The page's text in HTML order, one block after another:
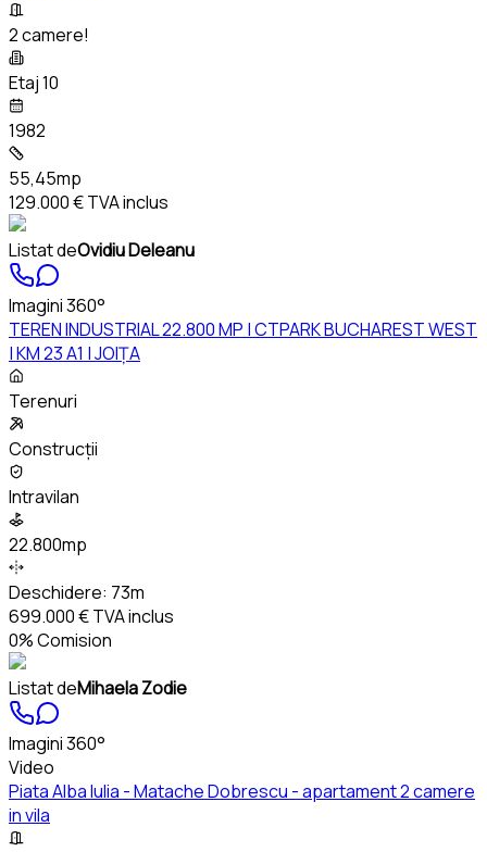
2 camere!
Etaj 10
1982
55,45mp
129.000 €TVA inclus
Listat deOvidiu Deleanu
Imagini 360°
TEREN INDUSTRIAL 22.800 MP | CTPARK BUCHAREST WEST
| KM 23 A1 | JOIȚA
Terenuri
Construcții
Intravilan
22.800mp
Deschidere: 73m
699.000 €TVA inclus
0% Comision
Listat deMihaela Zodie
Imagini 360°
Video
Piata Alba Iulia - Matache Dobrescu - apartament 2 camere
in vila